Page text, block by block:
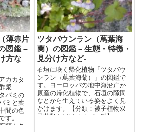
薄赤片
図鑑 –
方な
カカタ
漿
バミの
ミと葉
間の色
す。
類カタ
ツタバウンラン（蔦葉海
蘭）の図鑑 – 生態・特徴・
見分け方など-
石垣に咲く帰化植物「ツタバウ
ンラン（蔦葉海蘭）」の図鑑で
す。ヨーロッパの地中海沿岸が
原産の帰化植物で、石垣の隙間
などから生えている姿をよく見
かけます。【分類：被子植物双
子葉類シソ目オオバコ科】